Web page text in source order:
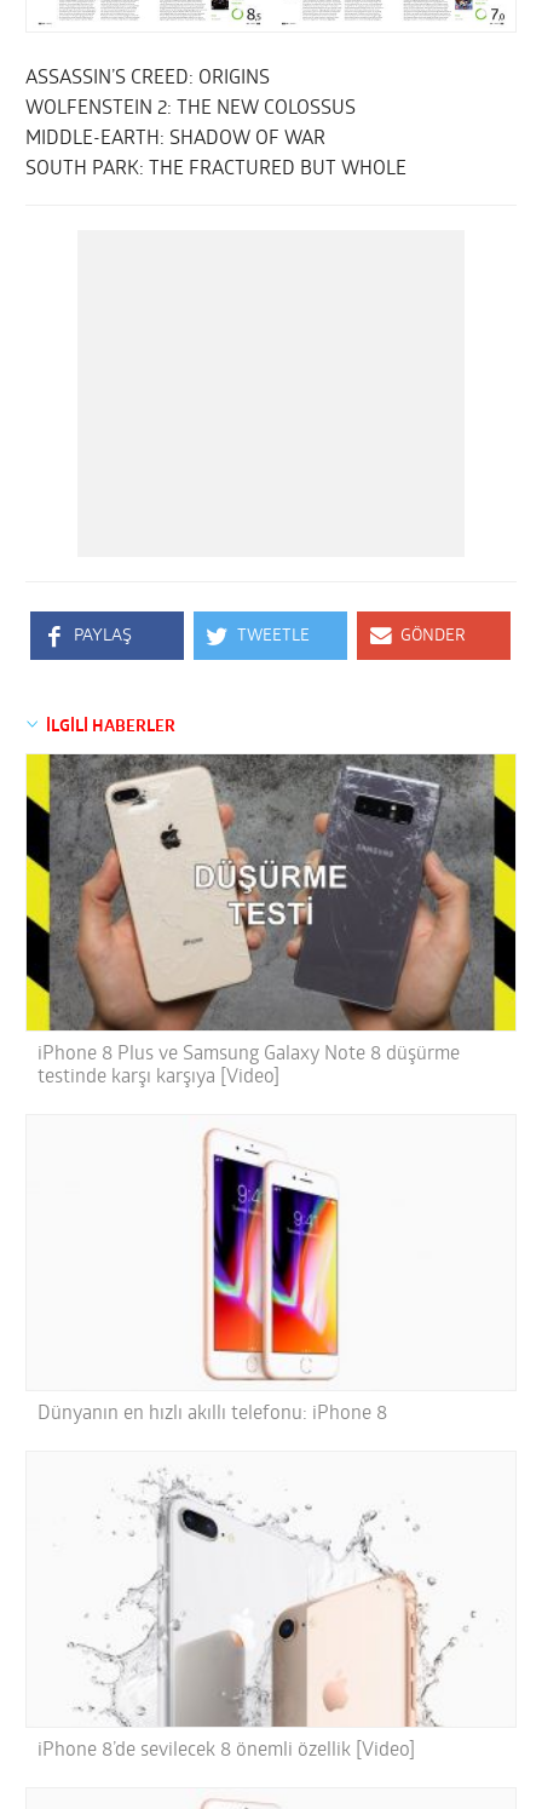
ASSASSIN’S CREED: ORIGINS
WOLFENSTEIN 2: THE NEW COLOSSUS
MIDDLE-EARTH: SHADOW OF WAR
SOUTH PARK: THE FRACTURED BUT WHOLE
PAYLAŞ TWEETLE GÖNDER
İLGİLİ HABERLER
iPhone 8 Plus ve Samsung Galaxy Note 8 düşürme
testinde karşı karşıya [Video]
Dünyanın en hızlı akıllı telefonu: iPhone 8
iPhone 8’de sevilecek 8 önemli özellik [Video]